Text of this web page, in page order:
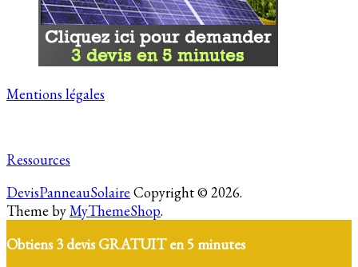
Mentions légales
Ressources
DevisPanneauSolaire Copyright © 2026.
Theme byMyThemeShop.
Obtiens 3 devis GRATUIT en 5 minutes